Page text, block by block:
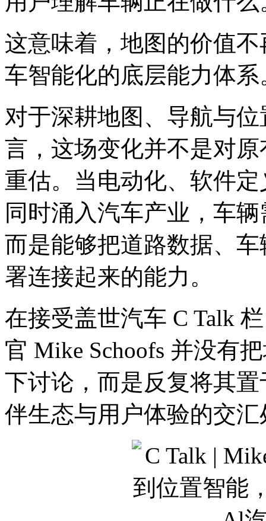
这意味着，地图的价值
车智能化的底层能力体系
对于深耕地图、导航与
言，这场变化并不是对
重估。当电动化、软件
同时涌入汽车产业，车
而是能够把道路数据、
署连接起来的能力。
在接受盖世汽车 C Talk
官 Mike Schoofs 并没有
下讨论，而是反复将其
伴生态与用户体验的交汇